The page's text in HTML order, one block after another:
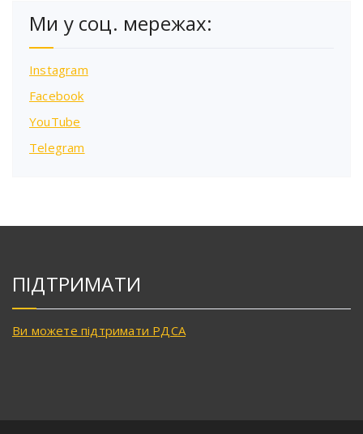
Ми у соц. мережах:
Instagram
Facebook
YouTube
Telegram
ПІДТРИМАТИ
Ви можете підтримати РДСА